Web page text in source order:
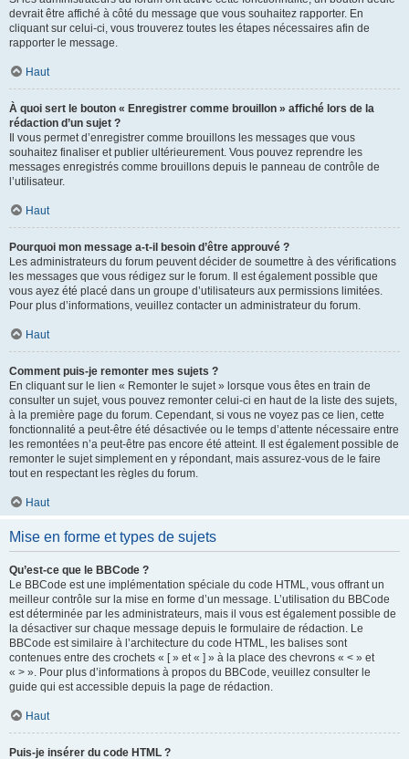
devrait être affiché à côté du message que vous souhaitez rapporter. En
cliquant sur celui-ci, vous trouverez toutes les étapes nécessaires afin de
rapporter le message.
Haut
À quoi sert le bouton « Enregistrer comme brouillon » affiché lors de la
rédaction d’un sujet ?
Il vous permet d’enregistrer comme brouillons les messages que vous
souhaitez finaliser et publier ultérieurement. Vous pouvez reprendre les
messages enregistrés comme brouillons depuis le panneau de contrôle de
l’utilisateur.
Haut
Pourquoi mon message a-t-il besoin d’être approuvé ?
Les administrateurs du forum peuvent décider de soumettre à des vérifications
les messages que vous rédigez sur le forum. Il est également possible que
vous ayez été placé dans un groupe d’utilisateurs aux permissions limitées.
Pour plus d’informations, veuillez contacter un administrateur du forum.
Haut
Comment puis-je remonter mes sujets ?
En cliquant sur le lien « Remonter le sujet » lorsque vous êtes en train de
consulter un sujet, vous pouvez remonter celui-ci en haut de la liste des sujets,
à la première page du forum. Cependant, si vous ne voyez pas ce lien, cette
fonctionnalité a peut-être été désactivée ou le temps d’attente nécessaire entre
les remontées n’a peut-être pas encore été atteint. Il est également possible de
remonter le sujet simplement en y répondant, mais assurez-vous de le faire
tout en respectant les règles du forum.
Haut
Mise en forme et types de sujets
Qu’est-ce que le BBCode ?
Le BBCode est une implémentation spéciale du code HTML, vous offrant un
meilleur contrôle sur la mise en forme d’un message. L’utilisation du BBCode
est déterminée par les administrateurs, mais il vous est également possible de
la désactiver sur chaque message depuis le formulaire de rédaction. Le
BBCode est similaire à l’architecture du code HTML, les balises sont
contenues entre des crochets « [ » et « ] » à la place des chevrons « < » et
« > ». Pour plus d’informations à propos du BBCode, veuillez consulter le
guide qui est accessible depuis la page de rédaction.
Haut
Puis-je insérer du code HTML ?